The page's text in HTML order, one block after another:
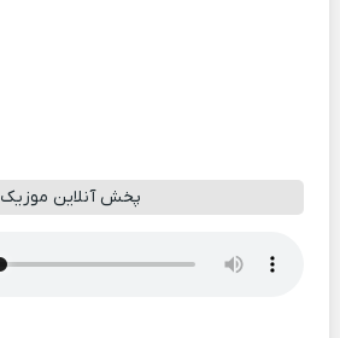
پخش آنلاین موزیک